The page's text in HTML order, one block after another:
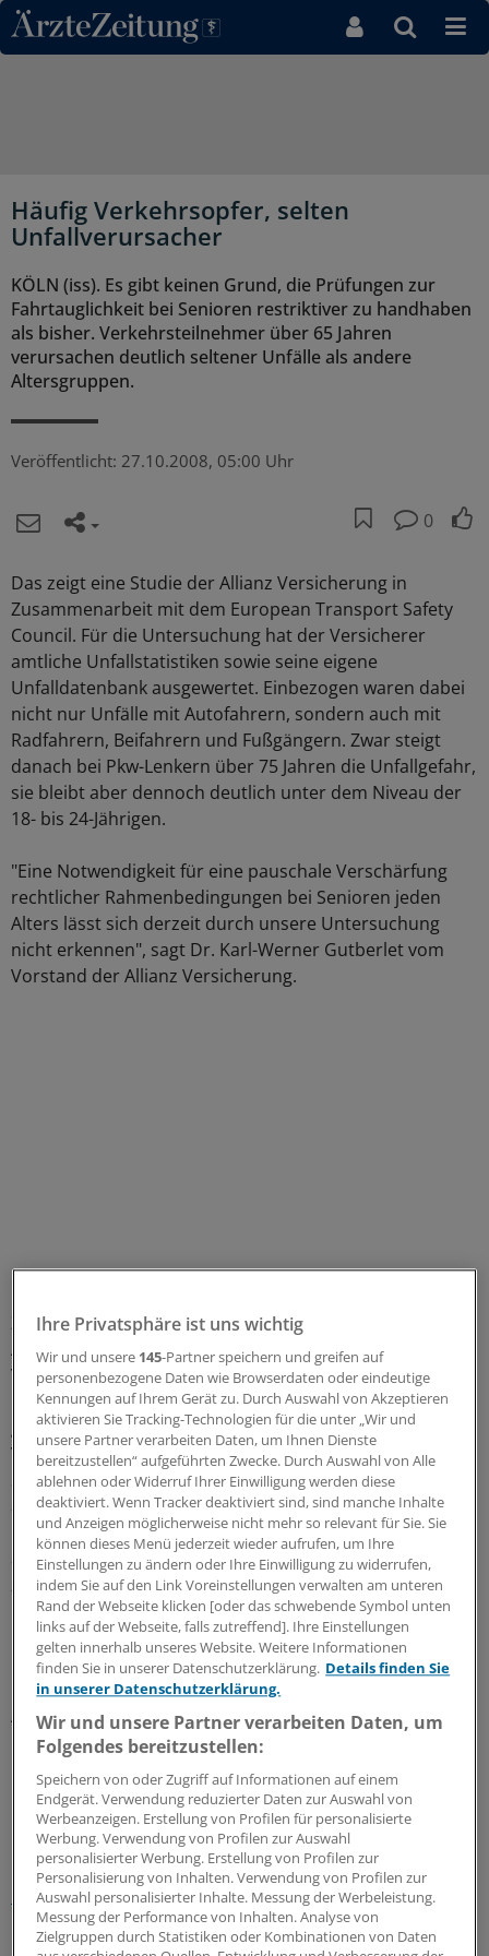
Direkt zum Inhaltsbereich
Häufig Verkehrsopfer, selten
Unfallverursacher
KÖLN (iss). Es gibt keinen Grund, die Prüfungen zur
Fahrtauglichkeit bei Senioren restriktiver zu handhaben
als bisher. Verkehrsteilnehmer über 65 Jahren
verursachen deutlich seltener Unfälle als andere
Altersgruppen.
Veröffentlicht: 27.10.2008, 05:00 Uhr
0
Das zeigt eine Studie der Allianz Versicherung in
Zusammenarbeit mit dem European Transport Safety
Council. Für die Untersuchung hat der Versicherer
amtliche Unfallstatistiken sowie seine eigene
Unfalldatenbank ausgewertet. Einbezogen waren dabei
nicht nur Unfälle mit Autofahrern, sondern auch mit
Radfahrern, Beifahrern und Fußgängern. Zwar steigt
danach bei Pkw-Lenkern über 75 Jahren die Unfallgefahr,
sie bleibt aber dennoch deutlich unter dem Niveau der
18- bis 24-Jährigen.
"Eine Notwendigkeit für eine pauschale Verschärfung
rechtlicher Rahmenbedingungen bei Senioren jeden
Alters lässt sich derzeit durch unsere Untersuchung
nicht erkennen", sagt Dr. Karl-Werner Gutberlet vom
Vorstand der Allianz Versicherung.
Zwar könnten körperliche und geistige Schwächen im
Alter vermehrt auftreten und im Einzelfall zu schweren
Verkehrsunfällen führen. "Aber trotz dieser tragischen
Unfälle zeigt die Allianz Unfallstudie im
gesamtstatistischen Ergebnis, dass ältere
Verkehrsteilnehmer kein erhöhtes Risiko im
Straßenverkehr darstellen und überwiegend mehr Opfer
als Verursacher sind", stellt Gutberlet klar.
Konsequenzen auf die Kalkulation der Kfz-Prämien für
ältere Autofahrer will die Allianz aus der Studie nicht
ziehen.
Im Vorfeld der Einführung des neuen EU-Führerscheins
im Jahr 2007 hatte die EU-Kommission in Brüssel einen
länderübergreifenden Gesundheitstest für ältere
Autofahrer gefordert. Dieser Vorstoß war aber vom
Europaparlament zurückgewiesen worden.
Schlagworte:
Berufspolitik
Ihr Newsletter zum Thema
Ihre Privatsphäre ist uns wichtig
Wir und unsere 145-Partner speichern und greifen auf
personenbezogene Daten wie Browserdaten oder eindeutige
Kennungen auf Ihrem Gerät zu. Durch Auswahl von Akzeptieren
aktivieren Sie Tracking-Technologien für die unter „Wir und
unsere Partner verarbeiten Daten, um Ihnen Dienste
bereitzustellen“ aufgeführten Zwecke. Durch Auswahl von Alle
ablehnen oder Widerruf Ihrer Einwilligung werden diese
deaktiviert. Wenn Tracker deaktiviert sind, sind manche Inhalte
und Anzeigen möglicherweise nicht mehr so relevant für Sie. Sie
können dieses Menü jederzeit wieder aufrufen, um Ihre
Einstellungen zu ändern oder Ihre Einwilligung zu widerrufen,
indem Sie auf den Link Voreinstellungen verwalten am unteren
Rand der Webseite klicken [oder das schwebende Symbol unten
links auf der Webseite, falls zutreffend]. Ihre Einstellungen
gelten innerhalb unseres Website. Weitere Informationen
finden Sie in unserer Datenschutzerklärung. Details finden Sie
in unserer Datenschutzerklärung.
Wir und unsere Partner verarbeiten Daten, um
Folgendes bereitzustellen:
Speichern von oder Zugriff auf Informationen auf einem
Endgerät. Verwendung reduzierter Daten zur Auswahl von
Werbeanzeigen. Erstellung von Profilen für personalisierte
Werbung. Verwendung von Profilen zur Auswahl
personalisierter Werbung. Erstellung von Profilen zur
Personalisierung von Inhalten. Verwendung von Profilen zur
Auswahl personalisierter Inhalte. Messung der Werbeleistung.
Messung der Performance von Inhalten. Analyse von
Zielgruppen durch Statistiken oder Kombinationen von Daten